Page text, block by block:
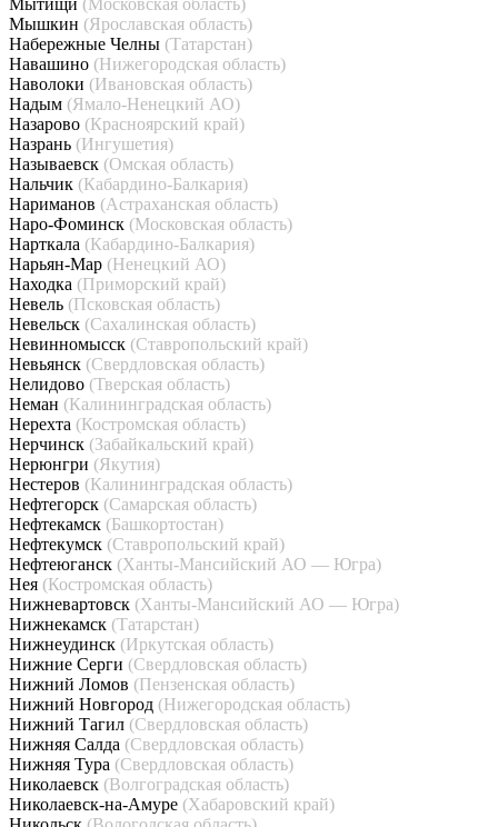
Мытищи (Московская область)
Мышкин (Ярославская область)
Набережные Челны (Татарстан)
Навашино (Нижегородская область)
Наволоки (Ивановская область)
Надым (Ямало-Ненецкий АО)
Назарово (Красноярский край)
Назрань (Ингушетия)
Называевск (Омская область)
Нальчик (Кабардино-Балкария)
Нариманов (Астраханская область)
Наро-Фоминск (Московская область)
Нарткала (Кабардино-Балкария)
Нарьян-Мар (Ненецкий АО)
Находка (Приморский край)
Невель (Псковская область)
Невельск (Сахалинская область)
Невинномысск (Ставропольский край)
Невьянск (Свердловская область)
Нелидово (Тверская область)
Неман (Калининградская область)
Нерехта (Костромская область)
Нерчинск (Забайкальский край)
Нерюнгри (Якутия)
Нестеров (Калининградская область)
Нефтегорск (Самарская область)
Нефтекамск (Башкортостан)
Нефтекумск (Ставропольский край)
Нефтеюганск (Ханты-Мансийский АО — Югра)
Нея (Костромская область)
Нижневартовск (Ханты-Мансийский АО — Югра)
Нижнекамск (Татарстан)
Нижнеудинск (Иркутская область)
Нижние Серги (Свердловская область)
Нижний Ломов (Пензенская область)
Нижний Новгород (Нижегородская область)
Нижний Тагил (Свердловская область)
Нижняя Салда (Свердловская область)
Нижняя Тура (Свердловская область)
Николаевск (Волгоградская область)
Николаевск-на-Амуре (Хабаровский край)